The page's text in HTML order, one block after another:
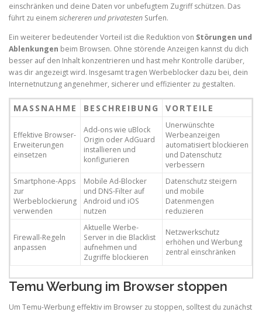
einschränken und deine Daten vor unbefugtem Zugriff schützen. Das
führt zu einem sichereren und privatesten Surfen.
Ein weiterer bedeutender Vorteil ist die Reduktion von Störungen und
Ablenkungen beim Browsen. Ohne störende Anzeigen kannst du dich
besser auf den Inhalt konzentrieren und hast mehr Kontrolle darüber,
was dir angezeigt wird. Insgesamt tragen Werbeblocker dazu bei, dein
Internetnutzung angenehmer, sicherer und effizienter zu gestalten.
MASSNAHME BESCHREIBUNG VORTEILE
Effektive Browser-
Erweiterungen
einsetzen
Add-ons wie uBlock
Origin oder AdGuard
installieren und
konfigurieren
Unerwünschte
Werbeanzeigen
automatisiert blockieren
und Datenschutz
verbessern
Smartphone-Apps
zur
Werbeblockierung
verwenden
Mobile Ad-Blocker
und DNS-Filter auf
Android und iOS
nutzen
Datenschutz steigern
und mobile
Datenmengen
reduzieren
Firewall-Regeln
anpassen
Aktuelle Werbe-
Server in die Blacklist
aufnehmen und
Zugriffe blockieren
Netzwerkschutz
erhöhen und Werbung
zentral einschränken
Temu Werbung im Browser stoppen
Um Temu-Werbung effektiv im Browser zu stoppen, solltest du zunächst